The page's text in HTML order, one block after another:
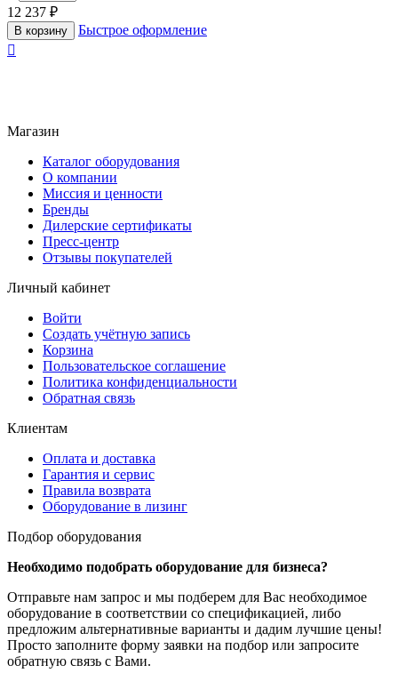
12 237 ₽
В корзину
Быстрое оформление

Магазин
Каталог оборудования
О компании
Миссия и ценности
Бренды
Дилерские сертификаты
Пресс-центр
Отзывы покупателей
Личный кабинет
Войти
Создать учётную запись
Корзина
Пользовательское соглашение
Политика конфиденциальности
Обратная связь
Клиентам
Оплата и доставка
Гарантия и сервис
Правила возврата
Оборудование в лизинг
Подбор оборудования
Необходимо подобрать оборудование для бизнеса?
Отправьте нам запрос и мы подберем для Вас необходимое
оборудование в соответствии со спецификацией, либо
предложим альтернативные варианты и дадим лучшие цены!
Просто заполните форму заявки на подбор или запросите
обратную связь с Вами.